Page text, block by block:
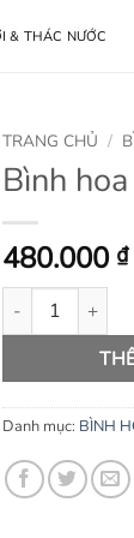
& THÁC NƯỚC
TRANG CHỦ /
Bình
480.000 ₫
Bình hoa Rustic
Danh mục: BÌNH